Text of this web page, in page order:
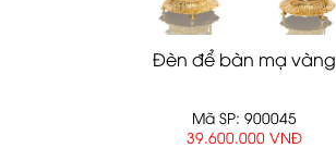
Đèn để bàn mạ vàng
Mã SP: 900045
39.600.000 VNĐ